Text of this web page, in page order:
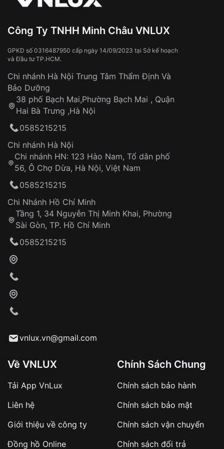
Thời gian vận chuyển trung bình: 3 – 5 ngày
làm việc
Áp dụng cho tất cả tỉnh thành trên toàn quốc
Thời gian tính từ khi xác nhận đơn hàng thành
công
Hotline: 0585 215 215
Từ khóa SEO:
Khách hàng kiểm tra và thanh toán trực tiếp
Từ khóa SEO:
sản phẩm đặc biệt
hàng
Số tiền còn lại thanh toán khi nhận hàng hoặc
Đeo đồng hồ khi tắm nước nóng, xông
Đồng hồ bị hư hỏng do:
Tai nạn hoặc tác động từ bên ngoài
Hao mòn tự nhiên theo thời gian:
Dây đeo
Sản phẩm đã bị:
Tự ý sửa chữa
thống VNLUX
Đảm bảo quyền lợi khách hàng
Đồng hành cùng khách hàng trong suốt quá
trình sử dụng
Công Ty TNHH Minh Châu VNLUX
GPKD số 0316487950 cấp ngày 14/09/2023 tại Sở kế hoạch
và Đầu tư TP.HCM.
Chi nhánh Hà Nội Trung Tâm Thẩm Định Và
Bảo Dưỡng
38 phố Bạch Mai,Phường Bạch Mai , Quận
Hai Bà Trưng ,Hà Nội
0585215215
Chi nhánh Hà Nội
Chi nhánh HN: 123 Hào Nam, Tổ dân phố
56, Ô Chợ Dừa, Hà Nội, Việt Nam
0585215215
Chi Nhánh Hồ Chí Minh
Tầng 1, 34 Nguyễn Thị Minh Khai, Phường
Sài Gòn, TP. Hồ Chí Minh
0585215215
vnlux.vn@gmail.com
Về VNLUX
Tải App VnLux
Liên hệ
Giới thiệu về công ty
Đồng hồ Online
Chính Sách Chung
Chính sách bảo hành
Chính sách bảo mật
Chính sách vận chuyển
Chính sách đổi trả